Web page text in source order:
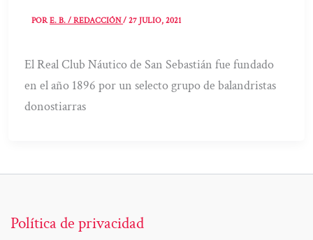
PORE. B. / REDACCIÓN/27 JULIO, 2021
El Real Club Náutico de San Sebastián fue fundado
en el año 1896 por un selecto grupo de balandristas
donostiarras
Política de privacidad